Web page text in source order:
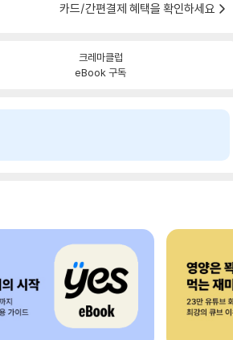
카드/간편결제 혜택을 확인하세요
크레마클럽
eBook 구독